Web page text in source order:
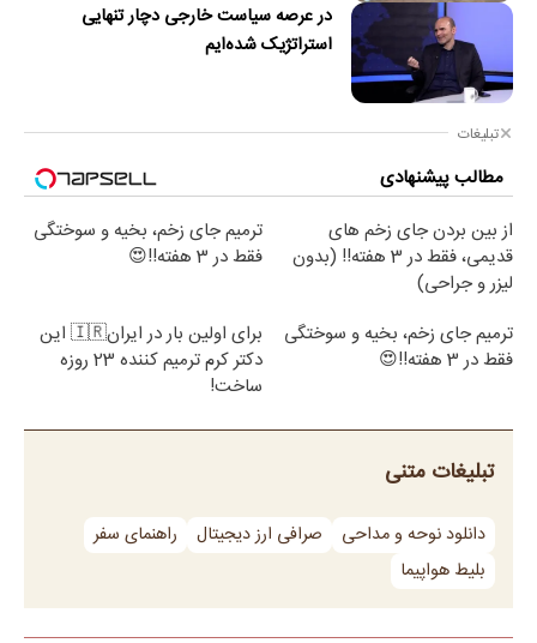
در عرصه سیاست خارجی دچار تنهایی
استراتژیک شده‌ایم
تبلیغات
مطالب پیشنهادی
از بین بردن جای زخم های
قدیمی، فقط در 3 هفته!! (بدون
لیزر و جراحی)
ترمیم جای زخم، بخیه و سوختگی
فقط در 3 هفته!!😍
ترمیم جای زخم، بخیه و سوختگی
فقط در 3 هفته!!😍
برای اولین بار در ایران🇮🇷 این
دکتر کرم ترمیم کننده 23 روزه
ساخت!
تبلیغات متنی
دانلود نوحه و مداحی صرافی ارز دیجیتال
راهنمای سفر
بلیط هواپیما